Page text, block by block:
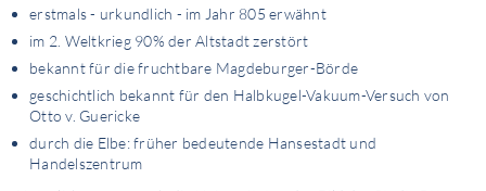
erstmals - urkundlich - im Jahr 805 erwähnt
im 2. Weltkrieg 90% der Altstadt zerstört
bekannt für die fruchtbare Magdeburger-Börde
geschichtlich bekannt für den Halbkugel-Vakuum-Versuch von
Otto v. Guericke
durch die Elbe: früher bedeutende Hansestadt und
Handelszentrum